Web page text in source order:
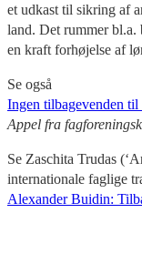
et udkast til sikring af
land. Det rummer
en kraft forhøjelse af
Se også
Ingen tilbagevenden til
Appel fra
Se Zaschita Trudas
internationale faglige
Alexander Buidin: